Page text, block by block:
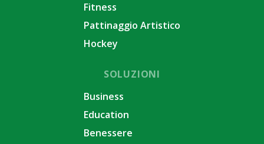
Fitness
Pattinaggio Artistico
Hockey
SOLUZIONI
Business
Education
Benessere